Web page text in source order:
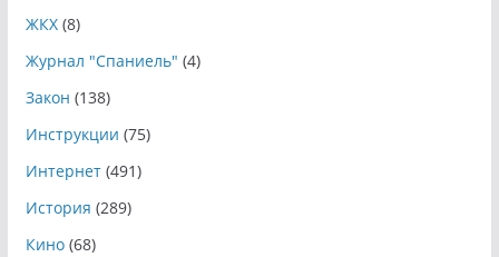
ЖКХ(8)
Журнал "Спаниель" (4)
Закон (138)
Инструкции (75)
Интернет(491)
История (289)
Кино(68)